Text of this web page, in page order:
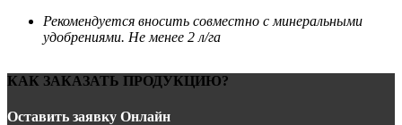
Рекомендуется вносить совместно с минеральными
удобрениями. Не менее 2 л/га
КАК ЗАКАЗАТЬ ПРОДУКЦИЮ?
Оставить заявку Онлайн